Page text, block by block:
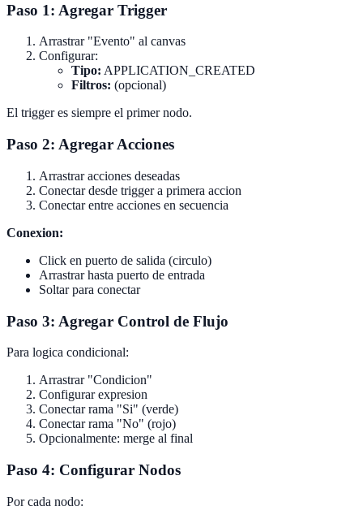
Paso 1: Agregar Trigger
Arrastrar "Evento" al canvas
Configurar:
Tipo: APPLICATION_CREATED
Filtros: (opcional)
El trigger es siempre el primer nodo.
Paso 2: Agregar Acciones
Arrastrar acciones deseadas
Conectar desde trigger a primera accion
Conectar entre acciones en secuencia
Conexion:
Click en puerto de salida (circulo)
Arrastrar hasta puerto de entrada
Soltar para conectar
Paso 3: Agregar Control de Flujo
Para logica condicional:
Arrastrar "Condicion"
Configurar expresion
Conectar rama "Si" (verde)
Conectar rama "No" (rojo)
Opcionalmente: merge al final
Paso 4: Configurar Nodos
Por cada nodo: